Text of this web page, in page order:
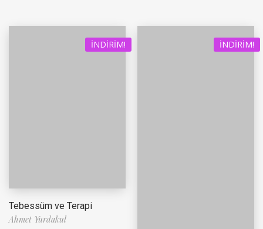
İNDIRIM!
Tebessüm ve Terapi
Ahmet Yurdakul
İNDIRIM!